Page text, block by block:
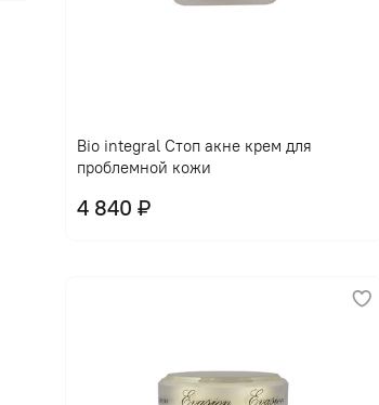
Bio integral Стоп акне крем для
проблемной кожи
4 840 ₽